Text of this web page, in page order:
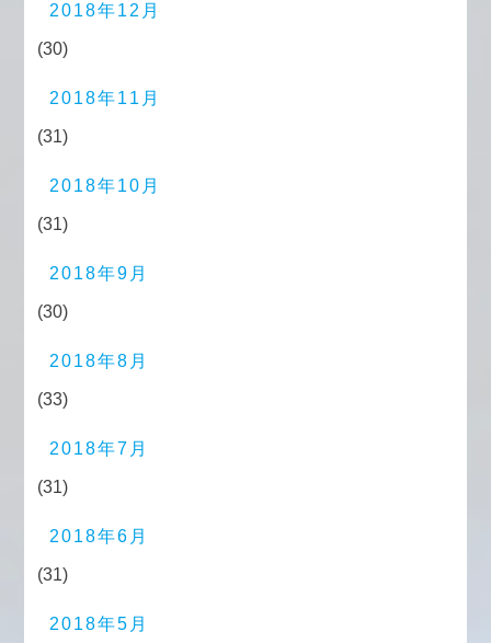
2018年12月
(30)
2018年11月
(31)
2018年10月
(31)
2018年9月
(30)
2018年8月
(33)
2018年7月
(31)
2018年6月
(31)
2018年5月